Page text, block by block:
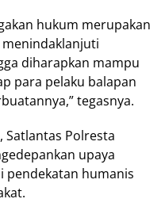
hukum merupakan
diharapkan mampu
para pelaku balapan
tegasnya.
Satlantas Polresta
upaya
pendekatan humanis